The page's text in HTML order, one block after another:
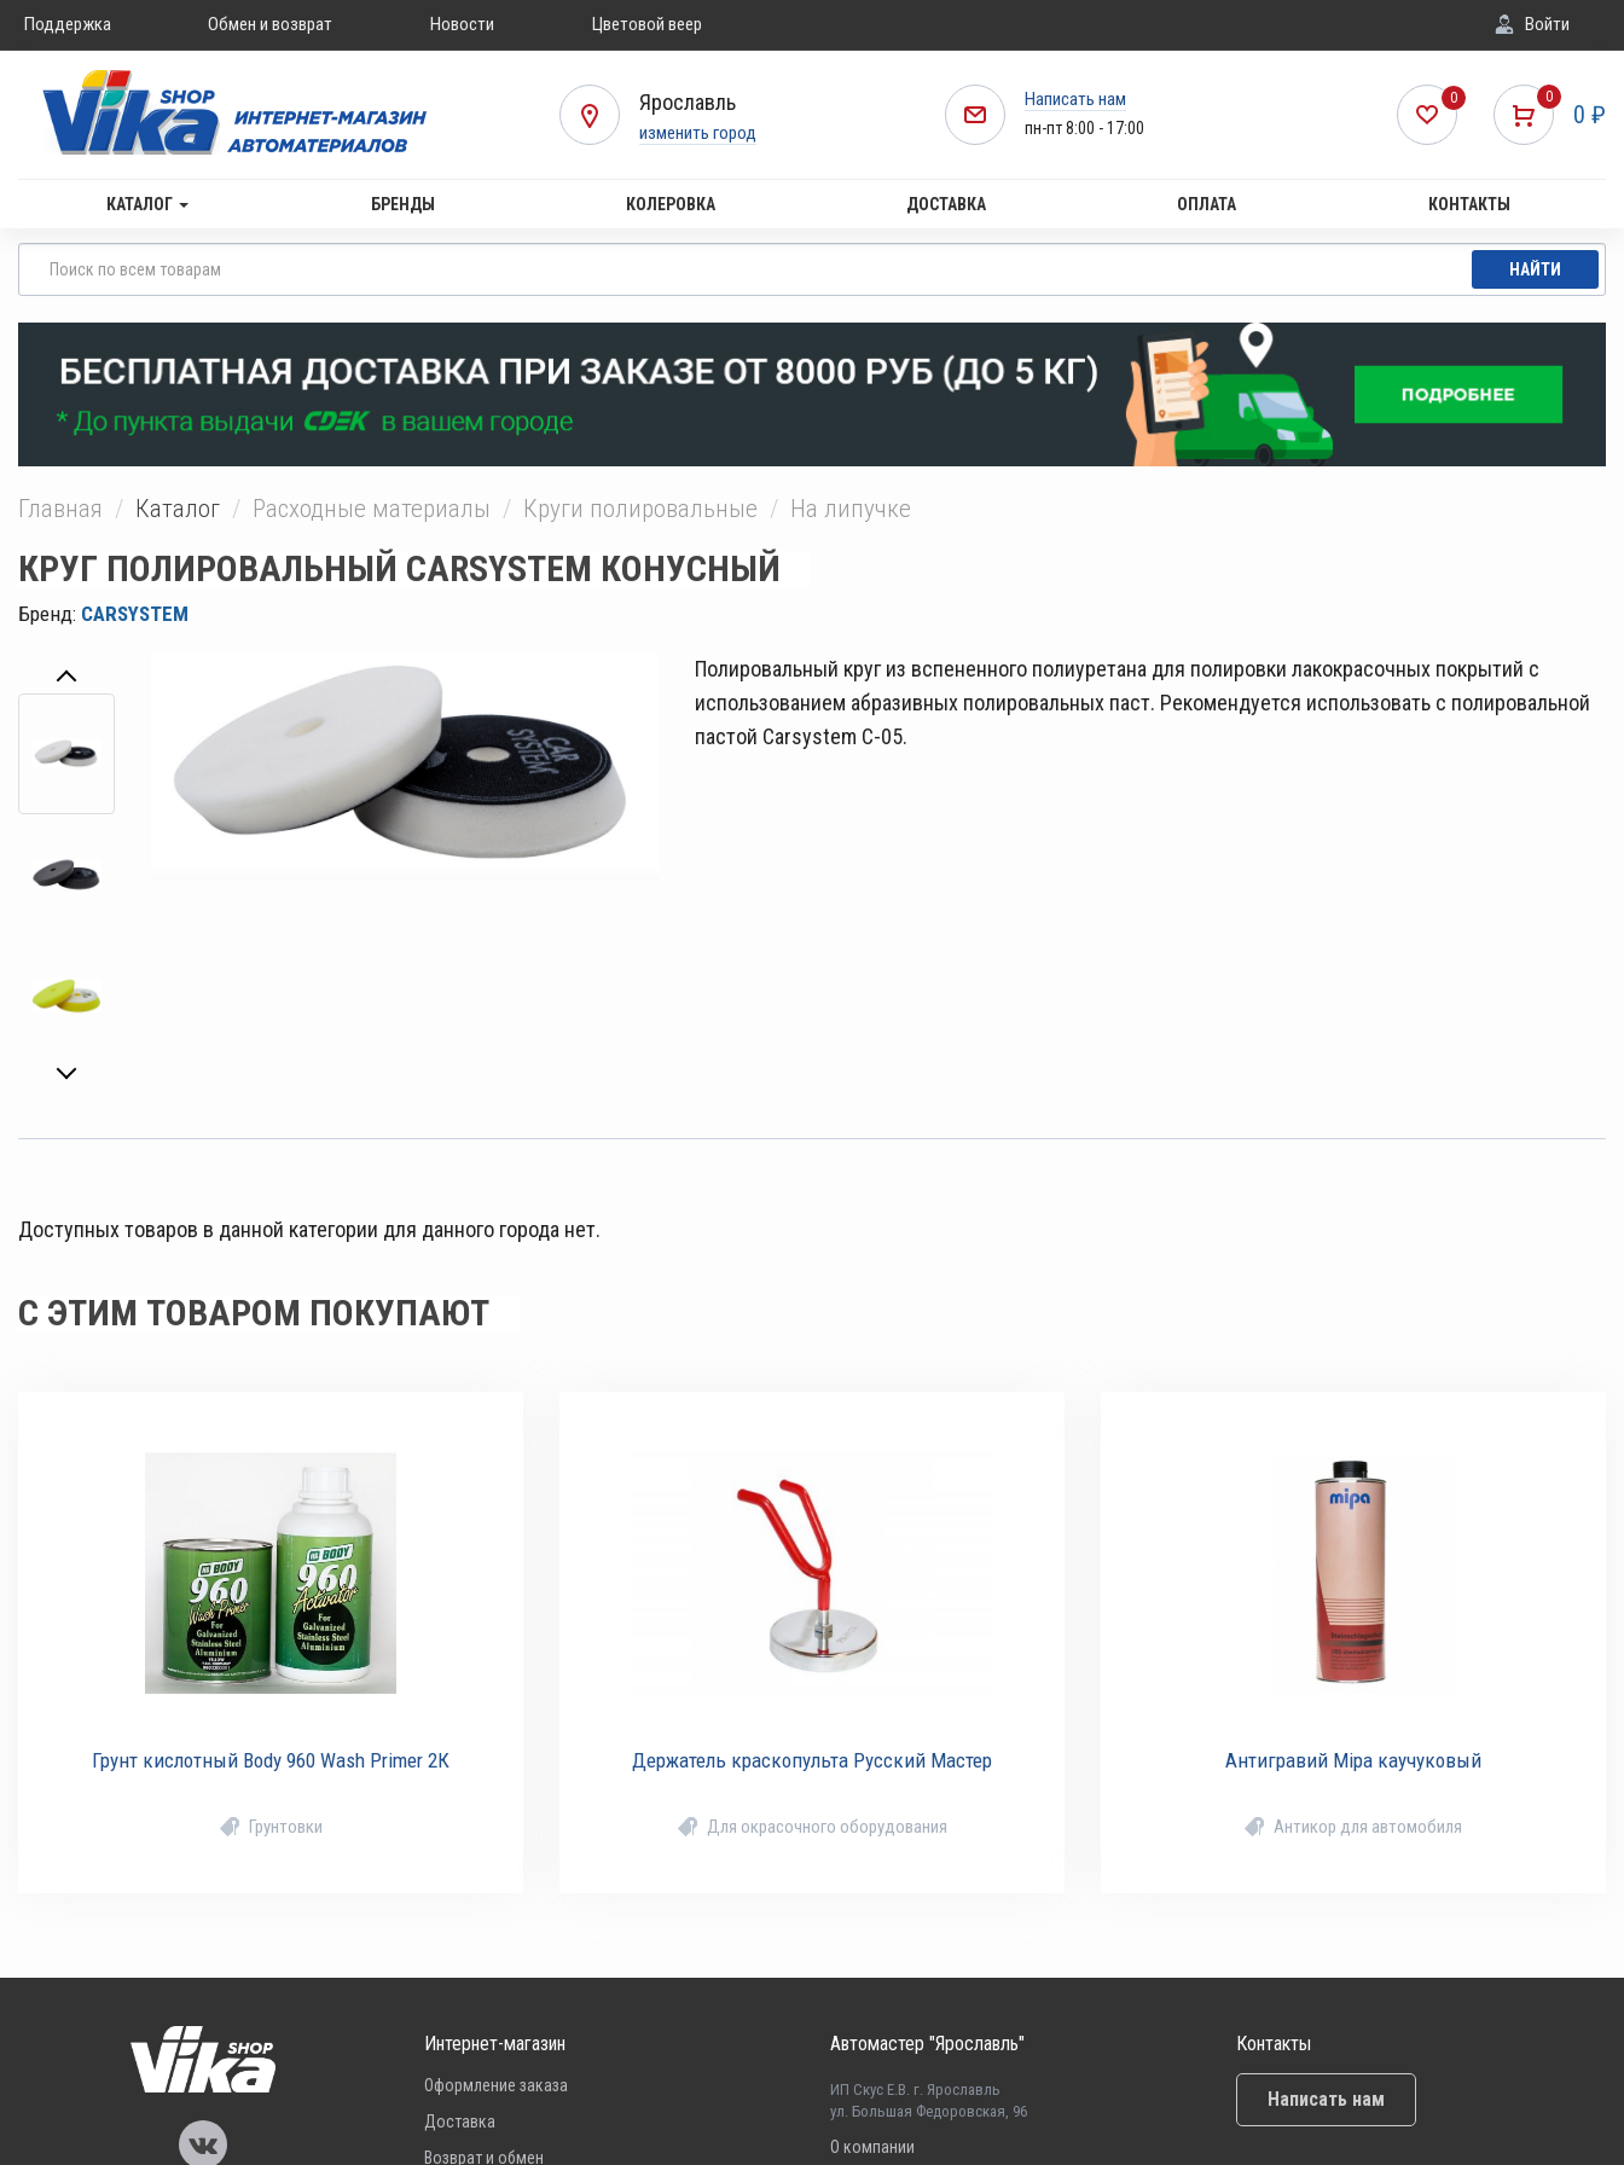
Поддержка Обмен и возврат Новости Цветовой веер Войти
Ярославль
изменить город
Написать нам
пн-пт 8:00 - 17:00
0
0 ₽
0
КАТАЛОГ БРЕНДЫ КОЛЕРОВКА ДОСТАВКА ОПЛАТА КОНТАКТЫ
НАЙТИ
Главная Каталог Расходные материалы Круги полировальные На липучке
КРУГ ПОЛИРОВАЛЬНЫЙ CARSYSTEM КОНУСНЫЙ
Бренд: CARSYSTEM
Полировальный круг из вспененного полиуретана для полировки лакокрасочных покрытий с
использованием абразивных полировальных паст. Рекомендуется использовать с полировальной
пастой Carsystem С-05.
Доступных товаров в данной категории для данного города нет.
С ЭТИМ ТОВАРОМ ПОКУПАЮТ
Грунт кислотный Body 960 Wash Primer 2К
Грунтовки
Держатель краскопульта Русский Мастер
Для окрасочного оборудования
Антигравий Mipa каучуковый
Антикор для автомобиля
Интернет-магазин
Оформление заказа
Доставка
Возврат и обмен
Автомастер "Ярославль"
ИП Скус Е.В. г. Ярославль
ул. Большая Федоровская, 96
О компании
Контакты
Написать нам